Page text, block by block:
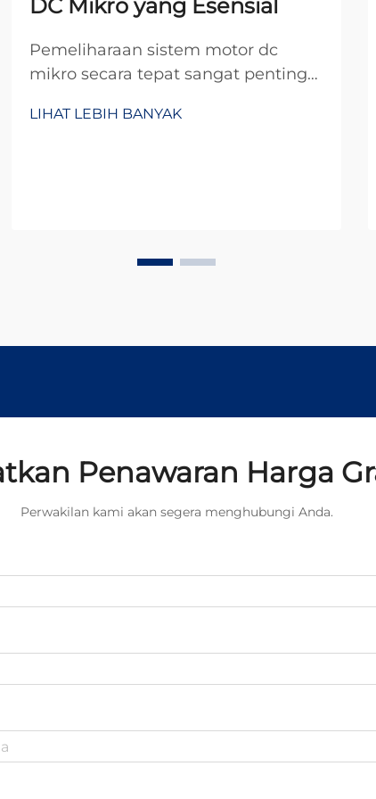
DC Mikro yang Esensial
Pemeliharaan sistem motor dc
mikro secara tepat sangat penting
dan memperpanjang masa
LIHAT LEBIH BANYAK
Penawaran Harga
Perwakilan kami akan segera menghubungi Anda.